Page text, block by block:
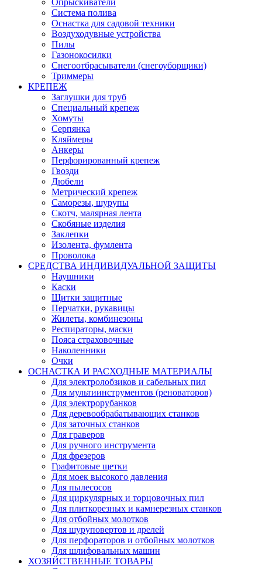
Система полива
Оснастка для садовой техники
Воздуходувные устройства
Пилы
Газонокосилки
Снегоотбрасыватели (снегоуборщики)
Триммеры
КРЕПЕЖ
Заглушки для труб
Специальный крепеж
Хомуты
Серпянка
Кляймеры
Анкеры
Перфорированный крепеж
Гвозди
Дюбели
Метрический крепеж
Саморезы, шурупы
Скотч, малярная лента
Скобяные изделия
Заклепки
Изолента, фумлента
Проволока
СРЕДСТВА ИНДИВИДУАЛЬНОЙ ЗАЩИТЫ
Наушники
Каски
Щитки защитные
Перчатки, рукавицы
Жилеты, комбинезоны
Респираторы, маски
Пояса страховочные
Наколенники
Очки
ОСНАСТКА И РАСХОДНЫЕ МАТЕРИАЛЫ
Для электролобзиков и сабельных пил
Для мультиинструментов (реноваторов)
Для электрорубанков
Для деревообрабатывающих станков
Для заточных станков
Для граверов
Для ручного инструмента
Для фрезеров
Графитовые щетки
Для моек высокого давления
Для пылесосов
Для циркулярных и торцовочных пил
Для плиткорезных и камнерезных станков
Для отбойных молотков
Для шуруповертов и дрелей
Для перфораторов и отбойных молотков
Для шлифовальных машин
ХОЗЯЙСТВЕННЫЕ ТОВАРЫ